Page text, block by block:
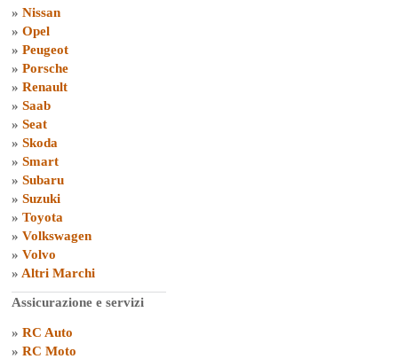
» Nissan
» Opel
» Peugeot
» Porsche
» Renault
» Saab
» Seat
» Skoda
» Smart
» Subaru
» Suzuki
» Toyota
» Volkswagen
» Volvo
» Altri Marchi
Assicurazione e servizi
» RC Auto
» RC Moto